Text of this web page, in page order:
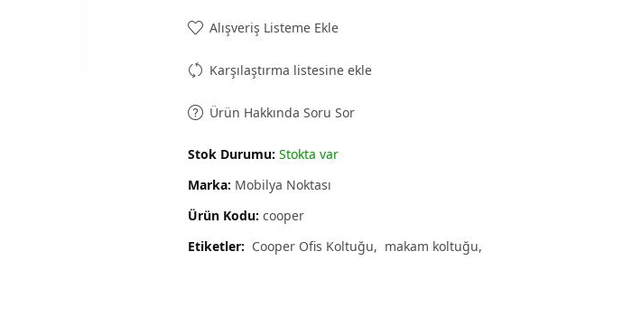
Alışveriş Listeme Ekle
Karşılaştırma listesine ekle
Ürün Hakkında Soru Sor
Stok Durumu: Stokta var
Marka: Mobilya Noktası
Ürün Kodu: cooper
Etiketler: Cooper Ofis Koltuğu makam koltuğu